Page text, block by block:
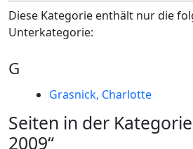
Diese Kategorie enthält nur die
Unterkategorie:
G
Grasnick, Charlotte
Seiten in der
2009“